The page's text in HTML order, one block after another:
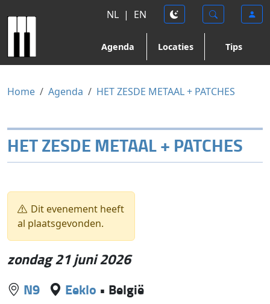
NL | EN
Agenda Locaties Tips
Home Agenda HET ZESDE METAAL + PATCHES
HET ZESDE METAAL + PATCHES
Dit evenement heeft
al plaatsgevonden.
zondag 21 juni 2026
N9 Eeklo • België